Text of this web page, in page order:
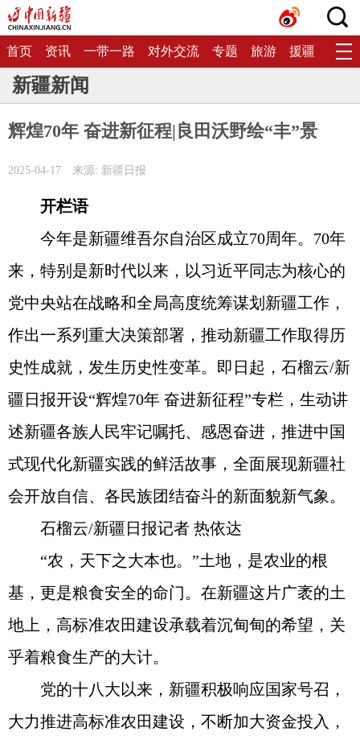
首页 资讯 一带一路 对外交流 专题 旅游 援疆 生态
新疆新闻
辉煌70年 奋进新征程|良田沃野绘“丰”景
2025-04-17 来源: 新疆日报
开栏语
今年是新疆维吾尔自治区成立70周年。70年
来，特别是新时代以来，以习近平同志为核心的
党中央站在战略和全局高度统筹谋划新疆工作，
作出一系列重大决策部署，推动新疆工作取得历
史性成就，发生历史性变革。即日起，石榴云/新
疆日报开设“辉煌70年 奋进新征程”专栏，生动讲
述新疆各族人民牢记嘱托、感恩奋进，推进中国
式现代化新疆实践的鲜活故事，全面展现新疆社
会开放自信、各民族团结奋斗的新面貌新气象。
石榴云/新疆日报记者 热依达
“农，天下之大本也。”土地，是农业的根
基，更是粮食安全的命门。在新疆这片广袤的土
地上，高标准农田建设承载着沉甸甸的希望，关
乎着粮食生产的大计。
党的十八大以来，新疆积极响应国家号召，
大力推进高标准农田建设，不断加大资金投入，